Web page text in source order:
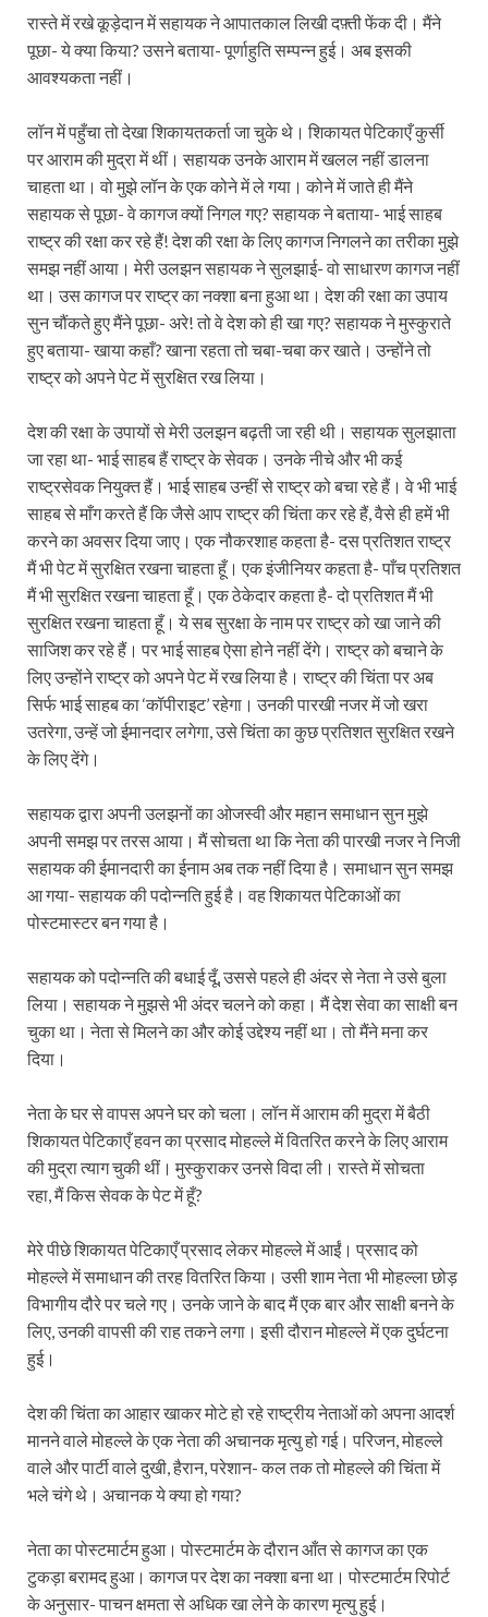
रास्ते में रखे कूड़ेदान में सहायक ने आपातकाल लिखी दफ़्ती फेंक दी। मैंने
पूछा- ये क्या किया? उसने बताया- पूर्णाहुति सम्पन्न हुई। अब इसकी
आवश्यकता नहीं।
लॉन में पहुँचा तो देखा शिकायतकर्ता जा चुके थे। शिकायत पेटिकाएँ कुर्सी
पर आराम की मुद्रा में थीं। सहायक उनके आराम में खलल नहीं डालना
चाहता था। वो मुझे लॉन के एक कोने में ले गया। कोने में जाते ही मैंने
सहायक से पूछा- वे कागज क्यों निगल गए? सहायक ने बताया- भाई साहब
राष्ट्र की रक्षा कर रहे हैं! देश की रक्षा के लिए कागज निगलने का तरीका मुझे
समझ नहीं आया। मेरी उलझन सहायक ने सुलझाई- वो साधारण कागज नहीं
था। उस कागज पर राष्ट्र का नक्शा बना हुआ था। देश की रक्षा का उपाय
सुन चौंकते हुए मैंने पूछा- अरे! तो वे देश को ही खा गए? सहायक ने मुस्कुराते
हुए बताया- खाया कहाँ? खाना रहता तो चबा-चबा कर खाते। उन्होंने तो
राष्ट्र को अपने पेट में सुरक्षित रख लिया।
देश की रक्षा के उपायों से मेरी उलझन बढ़ती जा रही थी। सहायक सुलझाता
जा रहा था- भाई साहब हैं राष्ट्र के सेवक। उनके नीचे और भी कई
राष्ट्रसेवक नियुक्त हैं। भाई साहब उन्हीं से राष्ट्र को बचा रहे हैं। वे भी भाई
साहब से माँग करते हैं कि जैसे आप राष्ट्र की चिंता कर रहे हैं, वैसे ही हमें भी
करने का अवसर दिया जाए। एक नौकरशाह कहता है- दस प्रतिशत राष्ट्र
मैं भी पेट में सुरक्षित रखना चाहता हूँ। एक इंजीनियर कहता है- पाँच प्रतिशत
मैं भी सुरक्षित रखना चाहता हूँ। एक ठेकेदार कहता है- दो प्रतिशत मैं भी
सुरक्षित रखना चाहता हूँ। ये सब सुरक्षा के नाम पर राष्ट्र को खा जाने की
साजिश कर रहे हैं। पर भाई साहब ऐसा होने नहीं देंगे। राष्ट्र को बचाने के
लिए उन्होंने राष्ट्र को अपने पेट में रख लिया है। राष्ट्र की चिंता पर अब
सिर्फ भाई साहब का ‘कॉपीराइट’ रहेगा। उनकी पारखी नजर में जो खरा
उतरेगा, उन्हें जो ईमानदार लगेगा, उसे चिंता का कुछ प्रतिशत सुरक्षित रखने
के लिए देंगे।
सहायक द्वारा अपनी उलझनों का ओजस्वी और महान समाधान सुन मुझे
अपनी समझ पर तरस आया। मैं सोचता था कि नेता की पारखी नजर ने निजी
सहायक की ईमानदारी का ईनाम अब तक नहीं दिया है। समाधान सुन समझ
आ गया- सहायक की पदोन्नति हुई है। वह शिकायत पेटिकाओं का
पोस्टमास्टर बन गया है।
सहायक को पदोन्नति की बधाई दूँ, उससे पहले ही अंदर से नेता ने उसे बुला
लिया। सहायक ने मुझसे भी अंदर चलने को कहा। मैं देश सेवा का साक्षी बन
चुका था। नेता से मिलने का और कोई उद्देश्य नहीं था। तो मैंने मना कर
दिया।
नेता के घर से वापस अपने घर को चला। लॉन में आराम की मुद्रा में बैठी
शिकायत पेटिकाएँ हवन का प्रसाद मोहल्ले में वितरित करने के लिए आराम
की मुद्रा त्याग चुकी थीं। मुस्कुराकर उनसे विदा ली। रास्ते में सोचता
रहा, मैं किस सेवक के पेट में हूँ?
मेरे पीछे शिकायत पेटिकाएँ प्रसाद लेकर मोहल्ले में आईं। प्रसाद को
मोहल्ले में समाधान की तरह वितरित किया। उसी शाम नेता भी मोहल्ला छोड़
विभागीय दौरे पर चले गए। उनके जाने के बाद मैं एक बार और साक्षी बनने के
लिए, उनकी वापसी की राह तकने लगा। इसी दौरान मोहल्ले में एक दुर्घटना
हुई।
देश की चिंता का आहार खाकर मोटे हो रहे राष्ट्रीय नेताओं को अपना आदर्श
मानने वाले मोहल्ले के एक नेता की अचानक मृत्यु हो गई। परिजन, मोहल्ले
वाले और पार्टी वाले दुखी, हैरान, परेशान- कल तक तो मोहल्ले की चिंता में
भले चंगे थे। अचानक ये क्या हो गया?
नेता का पोस्टमार्टम हुआ। पोस्टमार्टम के दौरान आँत से कागज का एक
टुकड़ा बरामद हुआ। कागज पर देश का नक्शा बना था। पोस्टमार्टम रिपोर्ट
के अनुसार- पाचन क्षमता से अधिक खा लेने के कारण मृत्यु हुई।